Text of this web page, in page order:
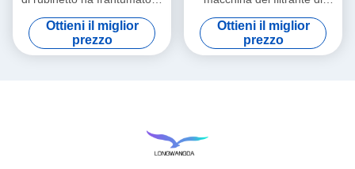
macchina di filtrazione del
depuratore di acqua per il
negozio di alimento
Ottieni il miglior
prezzo
acqua di osmosi inversa
dell'hotel o della famiglia
Ottieni il miglior
prezzo